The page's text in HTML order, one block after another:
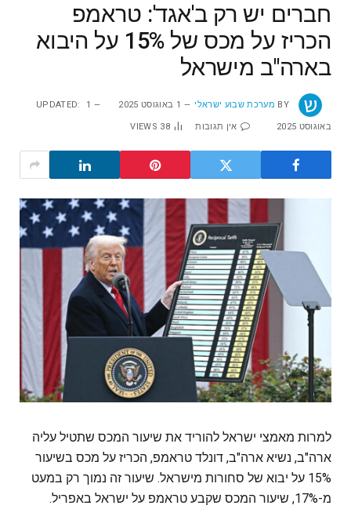
חברים יש רק ב'אגד': טראמפ
הכריז על מכס של 15% על היבוא
בארה"ב מישראל
BY מערכת שבוע ישראלי 1 באוגוסט 2025 UPDATED: 1
באוגוסט 2025 אין תגובות 38
VIEWS
למרות מאמצי ישראל להוריד את שיעור המכס שתטיל עליה
ארה"ב, נשיא ארה"ב, דונלד טראמפ, הכריז על מכס בשיעור
15% על יבוא של סחורות מישראל. שיעור זה נמוך רק במעט
מ-17%, שיעור המכס שקבע טראמפ על ישראל באפריל.